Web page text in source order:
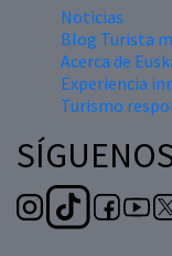
Noticias
Blog Turista
Acerca de
Experiencia
Turismo